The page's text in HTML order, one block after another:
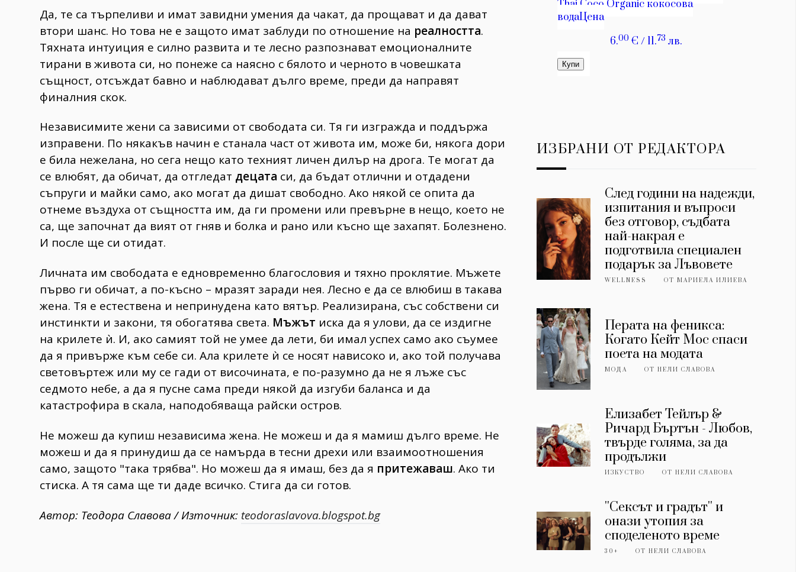
Да, те са търпеливи и имат завидни умения да чакат, да прощават и да дават
втори шанс. Но това не е защото имат заблуди по отношение на реалността.
Тяхната интуиция е силно развита и те лесно разпознават емоционалните
тирани в живота си, но понеже са наясно с бялото и черното в човешката
същност, отсъждат бавно и наблюдават дълго време, преди да направят
финалния скок.
Независимите жени са зависими от свободата си. Тя ги изгражда и поддържа
изправени. По някакъв начин е станала част от живота им, може би, някога дори
е била нежелана, но сега нещо като техният личен дилър на дрога. Те могат да
се влюбят, да обичат, да отгледат децата си, да бъдат отлични и отдадени
съпруги и майки само, ако могат да дишат свободно. Ако някой се опита да
отнеме въздуха от същността им, да ги промени или превърне в нещо, което не
са, ще започнат да вият от гняв и болка и рано или късно ще захапят. Болезнено.
И после ще си отидат.
Личната им свободата е едновременно благословия и тяхно проклятие. Мъжете
първо ги обичат, а по-късно – мразят заради нея. Лесно е да се влюбиш в такава
жена. Тя е естествена и непринудена като вятър. Реализирана, със собствени си
инстинкти и закони, тя обогатява света. Мъжът иска да я улови, да се издигне
на крилете ѝ. И, ако самият той не умее да лети, би имал успех само ако съумее
да я привърже към себе си. Ала крилете ѝ се носят нависоко и, ако той получава
световъртеж или му се гади от височината, е по-разумно да не я лъже със
седмото небе, а да я пусне сама преди някой да изгуби баланса и да
катастрофира в скала, наподобяваща райски остров.
Не можеш да купиш независима жена. Не можеш и да я мамиш дълго време. Не
можеш и да я принудиш да се намърда в тесни дрехи или взаимоотношения
само, защото "така трябва". Но можеш да я имаш, без да я притежаваш. Ако ти
стиска. А тя сама ще ти даде всичко. Стига да си готов.
Автор: Теодора Славова / Източник: teodoraslavova.blogspot.bg
ИЗБРАНИ ОТ РЕДАКТОРА
След години на надежди,
изпитания и въпроси
без отговор, съдбата
най-накрая е
подготвила специален
подарък за Лъвовете
WELLNESS ОТМАРИЕЛА ИЛИЕВА
Перата на феникса:
Когато Кейт Мос спаси
поета на модата
МОДА ОТНЕЛИ СЛАВОВА
Елизабет Тейлър &
Ричард Бъртън - Любов,
твърде голяма, за да
продължи
ИЗКУСТВО ОТНЕЛИ СЛАВОВА
''Сексът и градът'' и
онази утопия за
споделеното време
30+ ОТНЕЛИ СЛАВОВА